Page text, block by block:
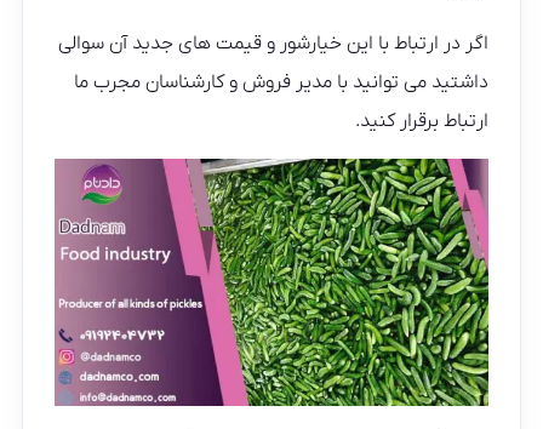
اگر در ارتباط با این خیارشور و قیمت های جدید آن سوالی
داشتید می توانید با مدیر فروش و کارشناسان مجرب ما
ارتباط برقرار کنید.